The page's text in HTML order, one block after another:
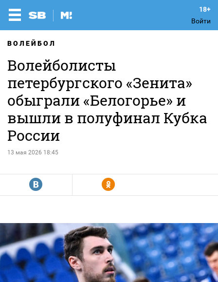
Войти
ВОЛЕЙБОЛ
Волейболисты
петербургского «Зенита»
обыграли «Белогорье» и
вышли в полуфинал Кубка
России
13 мая 2026 18:45
R Y